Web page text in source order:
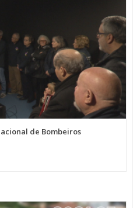
de Bombeiros